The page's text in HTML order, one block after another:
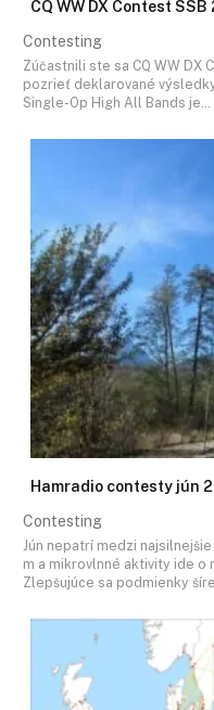
CQ WW DX Contest
Contesting
Zúčastnili ste sa CQ WW DX
pozrieť deklarované
Single-Op High All Bands je…
Hamradio contesty jún
Contesting
Jún nepatrí medzi
m a mikrovlnné aktivity ide o
Zlepšujúce sa podmienky